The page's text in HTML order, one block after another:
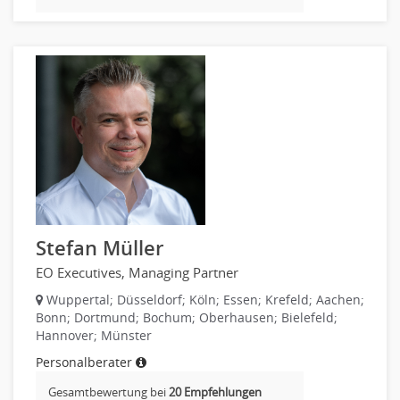
Sicherheit
Banken, Finanzdienstleister und Versicherungen Finanzen
Firmenkundengeschäft
Investment-Banking
Kreditanalyse
Banken, Finanzdienstleister und Versicherungen Leitung,
Teamleitung
Mergers & Acquisitions
Privatkundengeschäft
Mathematik, Produkt, Statistik
Versicherung: Sachbearbeitung
Zahlungsverkehr
Ausbilder
Berufsschule
Erwachsenenbildung
Stefan Müller
EO Executives, Managing Partner
Wuppertal; Düsseldorf; Köln; Essen; Krefeld; Aachen;
Bonn; Dortmund; Bochum; Oberhausen; Bielefeld;
Hannover; Münster
Personalberater
Gesamtbewertung bei20 Empfehlungen